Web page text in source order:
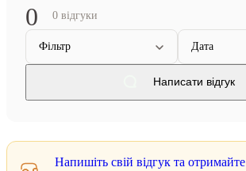
0 0 відгуки
Фільтр Дата
Написати відгук
Напишіть свій відгук та отримайте